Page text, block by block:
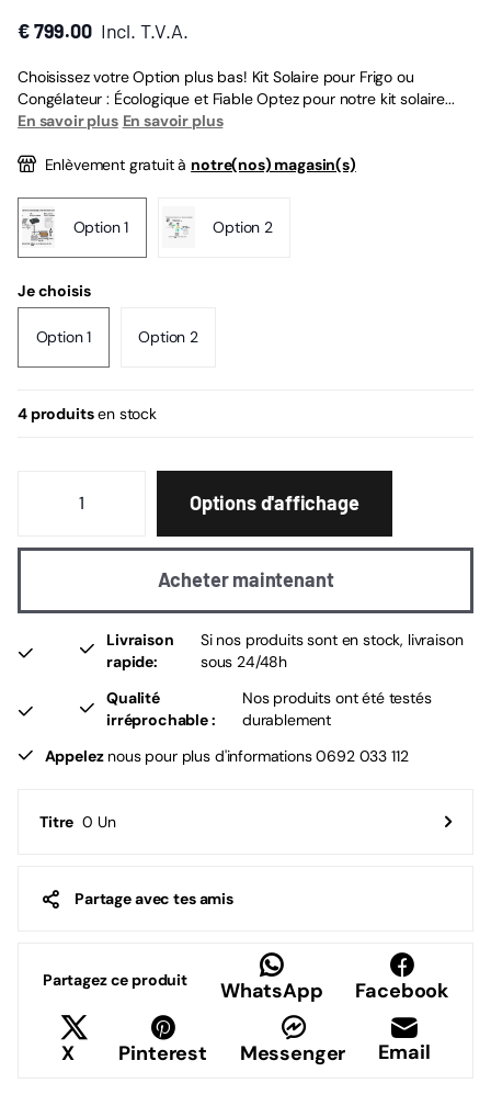
€ 799.00 Incl. T.V.A.
Choisissez votre Option plus bas! Kit Solaire pour Frigo ou
Congélateur : Écologique et Fiable Optez pour notre kit solaire...
En savoir plus En savoir plus
Enlèvement gratuit ànotre(nos) magasin(s)
Option 1 Option 2
Je choisis
Option 1 Option 2
4 produitsen stock
Options d'affichage
Acheter maintenant
Livraison
rapide:
Si nos produits sont en stock, livraison
sous 24/48h
Qualité
irréprochable :
Nos produits ont été testés
durablement
Appeleznous pour plus d'informations 0692 033 112
Titre 0 Un
Partage avec tes amis
Partagez ce produit WhatsApp Facebook
X Pinterest Messenger Email